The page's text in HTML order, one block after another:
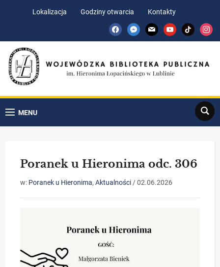
Lokalizacja Godziny otwarcia
Kontakty
facebookmessenger
mail youtubetiktok
MENU
Search
Poranek u Hieronima odc. 306
w: Poranek u Hieronima,Aktualności /02.06.2026